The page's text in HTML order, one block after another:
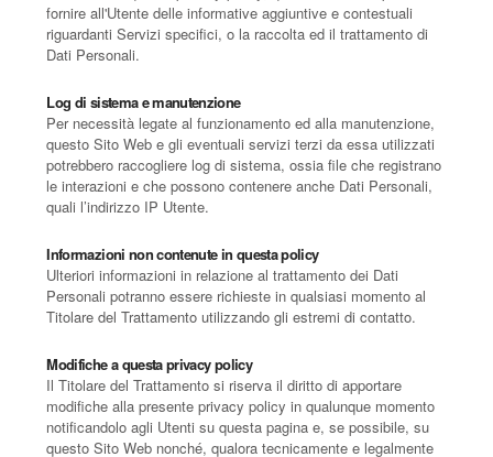
fornire all'Utente delle informative aggiuntive e contestuali
riguardanti Servizi specifici, o la raccolta ed il trattamento di
Dati Personali.
Log di sistema e manutenzione
Per necessità legate al funzionamento ed alla manutenzione,
questo Sito Web e gli eventuali servizi terzi da essa utilizzati
potrebbero raccogliere log di sistema, ossia file che registrano
le interazioni e che possono contenere anche Dati Personali,
quali l’indirizzo IP Utente.
Informazioni non contenute in questa policy
Ulteriori informazioni in relazione al trattamento dei Dati
Personali potranno essere richieste in qualsiasi momento al
Titolare del Trattamento utilizzando gli estremi di contatto.
Modifiche a questa privacy policy
Il Titolare del Trattamento si riserva il diritto di apportare
modifiche alla presente privacy policy in qualunque momento
notificandolo agli Utenti su questa pagina e, se possibile, su
questo Sito Web nonché, qualora tecnicamente e legalmente